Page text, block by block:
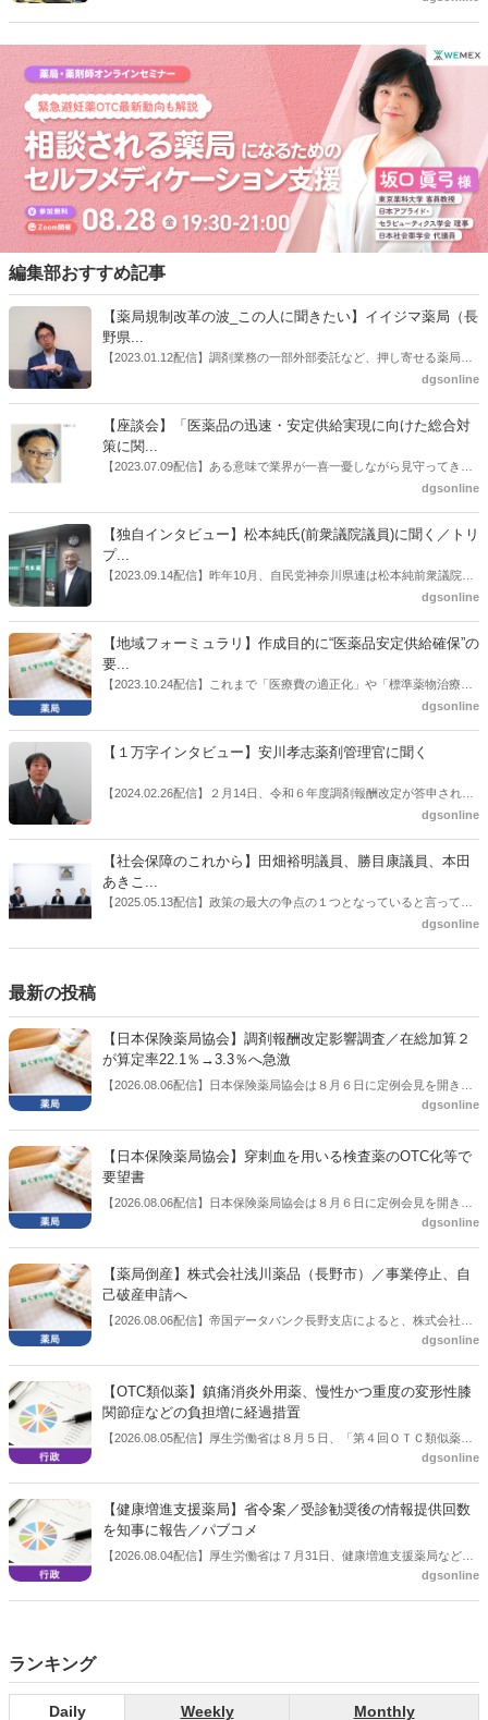
算」（調剤基本料の15点マイナス）を取り上げ、減算に備える売り場
充足を提案するとした。
編集部おすすめ記事
【薬局規制改革の波_この人に聞きたい】イイジマ薬局（長
野県...
【2023.01.12配信】調剤業務の一部外部委託など、押し寄せる薬局業
界への規制改革の波。この規制改革の波を薬局業界はどう受け止めた
はないだろうか。本紙ではこうした問題について、厚労省「薬局薬剤
師の業務及び薬局の機能に関するワーキンググループ」に参考人とし
ても出席していたイイジマ薬局（長野県上田市）開設者である飯島裕
dgsonline
【座談会】「医薬品の迅速・安定供給実現に向けた総合対
策に関...
【2023.07.09配信】ある意味で業界が一喜一憂しながら見守ってきた
厚労省「医薬品の迅速・安定供給実現に向けた総合対策に関する有識
書がとりまとめられた。ドラビズon-lineでは検討会を総括する目的で
厚労省医政局医薬産業振興・医療情報企画課長（医薬産業振興・医療
情報企画課セルフケア・セルフメディケーション推進室長併任）安藤
公一氏や青山学院大学名誉教授の三村優美子氏、 日本保険薬局協会医
dgsonline
【独自インタビュー】松本純氏(前衆議院議員)に聞く／トリ
プ...
【2023.09.14配信】昨年10月、自民党神奈川県連は松本純前衆議院議
員を「自民党神奈川1区」（横浜市中区・磯子区・金沢区）の支部長
候補の前提となるもの。薬剤師に関わる政策に広く・深く関わってき
た同氏の復活に向けた薬剤師業界の期待には熱いものがある。不透明
感の払拭できない医療・介護・障害者サービスのトリプル改定等へ
の、薬剤師業界の強い危機感の裏返しといってもいいだろう。本稿で
dgsonline
【地域フォーミュラリ】作成目的に“医薬品安定供給確保”の
要...
【2023.10.24配信】これまで「医療費の適正化」や「標準薬物治療の
推進」などが目的とされることが多かった地域フォーミュラリの作
た。医薬品の安定供給確保だ。10月22日に開かれた「日本フォーミュ
飯田市）は、会員薬局から安定供給確保への強い要望があったことを
受け、安定供給確保が見込めるPPI３成分について銘柄を含めて選定
dgsonline
【１万字インタビュー】安川孝志薬剤管理官に聞く
【2024.02.26配信】２月14日、令和６年度調剤報酬改定が答申され
た。本紙では、厚生労働省保険局医療課・薬剤管理官の安川孝志氏
dgsonline
【社会保障のこれから】田畑裕明議員、勝目康議員、本田
あきこ...
【2025.05.13配信】政策の最大の争点の１つとなっていると言っても
よいのが社会保障のこれからのあり方だ。特に与党では、政府関係者
dgsonline
最新の投稿
【日本保険薬局協会】調剤報酬改定影響調査／在総加算２
が算定率22.1％→3.3％へ急激
【2026.08.06配信】日本保険薬局協会は８月６日に定例会見を開き、
「令和８年度調剤報酬改定に係る保険薬局への影響」の調査結果を公
3.3％へ大きく低下した。
dgsonline
【日本保険薬局協会】穿刺血を用いる検査薬のOTC化等で
要望書
【2026.08.06配信】日本保険薬局協会は８月６日に定例会見を開き、
「穿刺血を用いる検査薬のOTC化等に関する要望書」を厚生労働省 医
dgsonline
【薬局倒産】株式会社浅川薬品（長野市）／事業停止、自
己破産申請へ
【2026.08.06配信】帝国データバンク長野支店によると、株式会社浅
川薬品（長野市）は7月31日に事業を停止し、自己破産申請の準備に
dgsonline
【OTC類似薬】鎮痛消炎外用薬、慢性かつ重度の変形性膝
関節症などの負担増に経過措置
【2026.08.05配信】厚生労働省は８月５日、「第４回ＯＴＣ類似薬の
保険給付の見直しの実施に向けた技術的検討会」を開催。「中間とり
会等に報告し、令和８年秋頃を目途に結論を得る予定。
dgsonline
【健康増進支援薬局】省令案／受診勧奨後の情報提供回数
を知事に報告／パブコメ
【2026.08.04配信】厚生労働省は７月31日、健康増進支援薬局などに
関する省令案を示し、パブコメを開始した。受診勧奨を行った後に、
dgsonline
ランキング
Daily Weekly Monthly